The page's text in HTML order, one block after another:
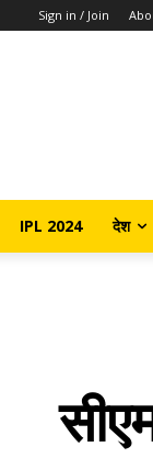
Sign in / Join
IPL 2024 देश